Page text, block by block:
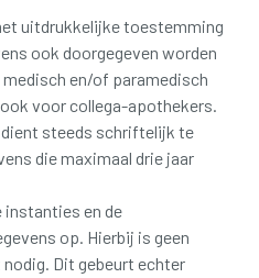
uitdrukkelijke toestemming
ook doorgegeven worden
medisch en/of paramedisch
voor collega-apothekers.
steeds schriftelijk te
die maximaal drie jaar
instanties en de
op. Hierbij is geen
Dit gebeurt echter